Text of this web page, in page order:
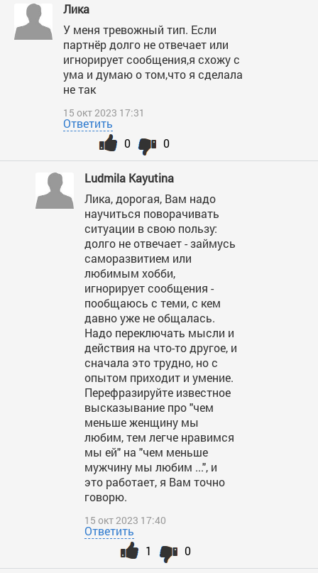
Лика
У меня тревожный тип. Если
партнёр долго не отвечает или
игнорирует сообщения,я схожу с
ума и думаю о том,что я сделала
не так
15 окт 2023 17:31
Ответить
0
0
Ludmila Kayutina
Лика, дорогая, Вам надо
научиться поворачивать
ситуации в свою пользу:
долго не отвечает - займусь
саморазвитием или
любимым хобби,
игнорирует сообщения -
пообщаюсь с теми, с кем
давно уже не общалась.
Надо переключать мысли и
действия на что-то другое, и
сначала это трудно, но с
опытом приходит и умение.
Перефразируйте известное
высказывание про "чем
меньше женщину мы
любим, тем легче нравимся
мы ей" на "чем меньше
мужчину мы любим ...", и
это работает, я Вам точно
говорю.
15 окт 2023 17:40
Ответить
0
1